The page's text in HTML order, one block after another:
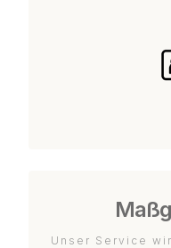
Unser Service